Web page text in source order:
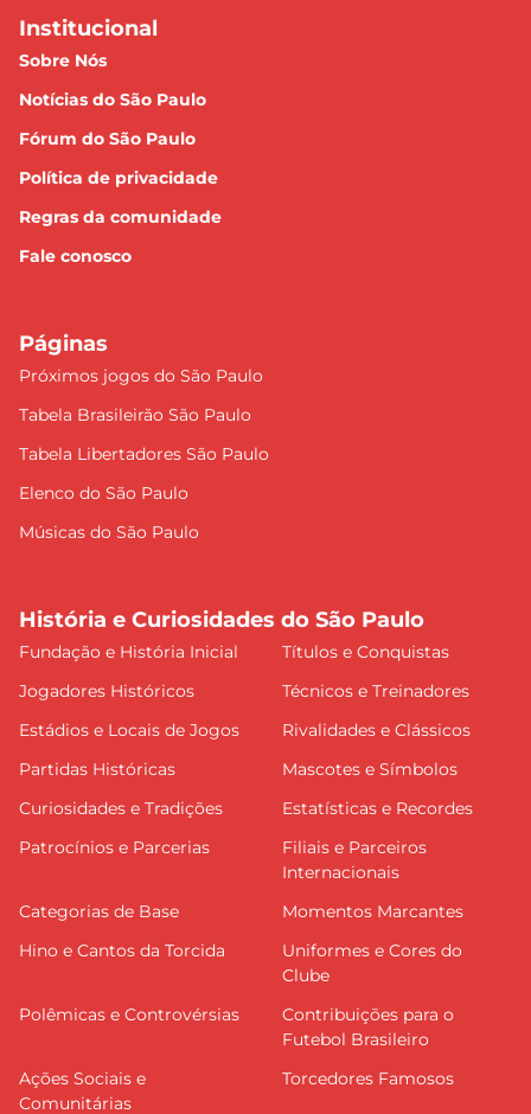
Institucional
Sobre Nós
Notícias do São Paulo
Fórum do São Paulo
Política de privacidade
Regras da comunidade
Fale conosco
Páginas
Próximos jogos do São Paulo
Tabela Brasileirão São Paulo
Tabela Libertadores São Paulo
Elenco do São Paulo
Músicas do São Paulo
História e Curiosidades do São Paulo
Fundação e História Inicial
Títulos e Conquistas
Jogadores Históricos
Técnicos e Treinadores
Estádios e Locais de Jogos
Rivalidades e Clássicos
Partidas Históricas
Mascotes e Símbolos
Curiosidades e Tradições
Estatísticas e Recordes
Patrocínios e Parcerias
Filiais e Parceiros
Internacionais
Categorias de Base
Momentos Marcantes
Hino e Cantos da Torcida
Uniformes e Cores do
Clube
Polêmicas e Controvérsias
Contribuições para o
Futebol Brasileiro
Ações Sociais e
Comunitárias
Torcedores Famosos